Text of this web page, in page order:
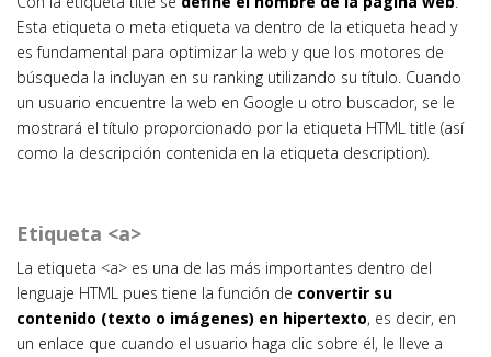
Esta etiqueta o meta etiqueta va dentro de la etiqueta head y
es fundamental para optimizar la web y que los motores de
búsqueda la incluyan en su ranking utilizando su título. Cuando
un usuario encuentre la web en Google u otro buscador, se le
mostrará el título proporcionado por la etiqueta HTML title (así
como la descripción contenida en la etiqueta description).
Etiqueta <a>
La etiqueta <a> es una de las más importantes dentro del
lenguaje HTML pues tiene la función de convertir su
contenido (texto o imágenes) en hipertexto, es decir, en
un enlace que cuando el usuario haga clic sobre él, le lleve a